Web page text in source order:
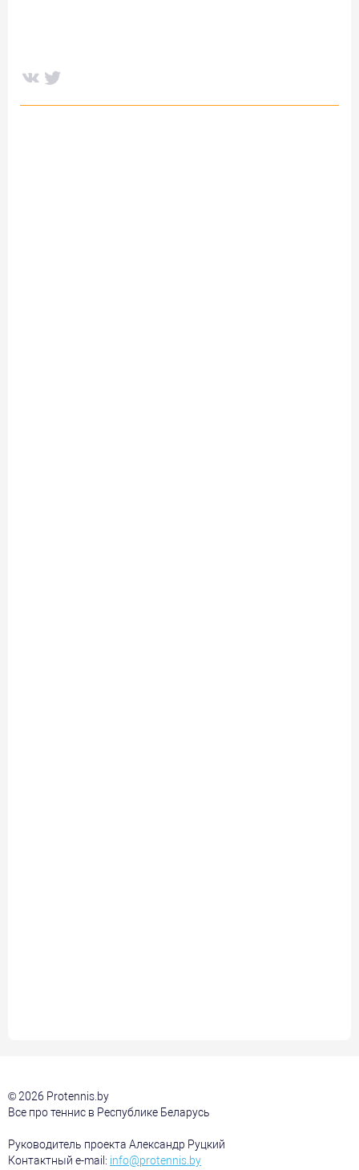
© 2026 Protennis.by
Все про теннис в Республике Беларусь
Руководитель проекта Александр Руцкий
Контактный e-mail: info@protennis.by